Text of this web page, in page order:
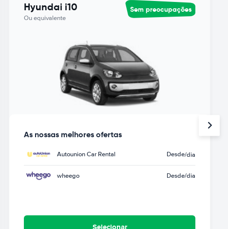
Hyundai i10
Ou equivalente
Sem preocupações
As nossas melhores ofertas
Autounion Car Rental Desde/dia
wheego Desde/dia